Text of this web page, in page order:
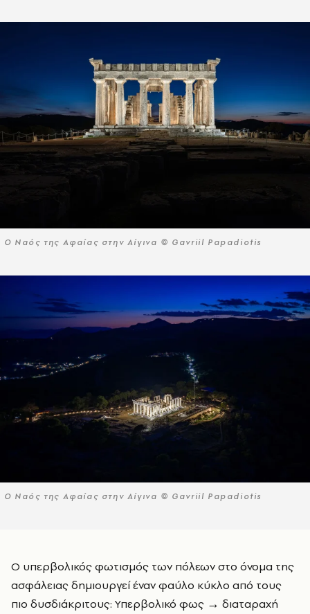
Ο Ναός της Αφαίας στην Αίγινα © Gavriil Papadiotis
Ο Ναός της Αφαίας στην Αίγινα © Gavriil Papadiotis
Ο υπερβολικός φωτισμός των πόλεων στο όνομα της
ασφάλειας δημιουργεί έναν φαύλο κύκλο από τους
πιο δυσδιάκριτους: Υπερβολικό φως → διαταραχή